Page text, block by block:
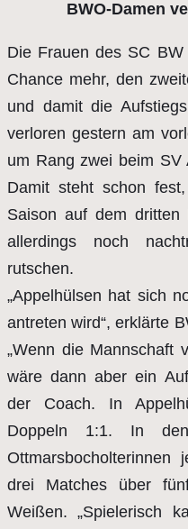
BWO-Damen
Die Frauen des SC
Chance mehr, den
und damit die
verloren gestern am
um Rang zwei beim SV
Damit steht schon
Saison auf dem dritten
allerdings noch
rutschen.
„Appelhülsen hat sich
antreten wird“, erklärte
„Wenn die Mannschaft
wäre dann aber ein
der Coach. In
Doppeln 1:1. In
drei Matches über
Weißen. „Spielerisch